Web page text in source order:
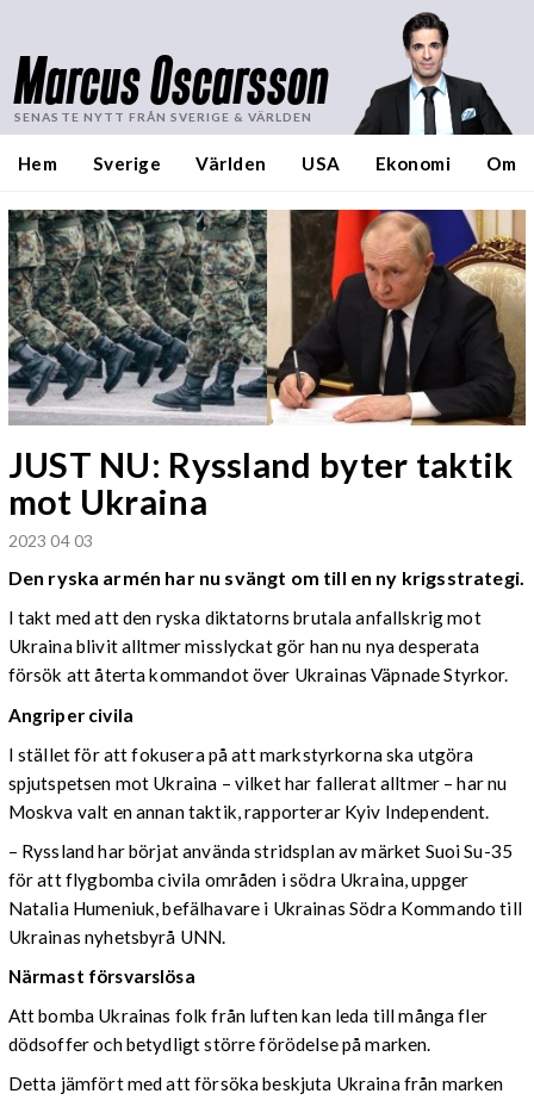
Marcus Oscarsson
SENASTE NYTT FRÅN SVERIGE & VÄRLDEN
Hem Sverige Världen USA Ekonomi Om
JUST NU: Ryssland byter taktik
mot Ukraina
2023 04 03
Den ryska armén har nu svängt om till en ny krigsstrategi.
I takt med att den ryska diktatorns brutala anfallskrig mot
Ukraina blivit alltmer misslyckat gör han nu nya desperata
försök att återta kommandot över Ukrainas Väpnade Styrkor.
Angriper civila
I stället för att fokusera på att markstyrkorna ska utgöra
spjutspetsen mot Ukraina – vilket har fallerat alltmer – har nu
Moskva valt en annan taktik, rapporterar Kyiv Independent.
– Ryssland har börjat använda stridsplan av märket Suoi Su-35
för att flygbomba civila områden i södra Ukraina, uppger
Natalia Humeniuk, befälhavare i Ukrainas Södra Kommando till
Ukrainas nyhetsbyrå UNN.
Närmast försvarslösa
Att bomba Ukrainas folk från luften kan leda till många fler
dödsoffer och betydligt större förödelse på marken.
Detta jämfört med att försöka beskjuta Ukraina från marken